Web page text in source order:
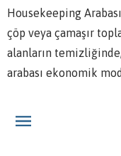
Housekeeping
çöp veya çamaşır
alanların
arabası ekonomik